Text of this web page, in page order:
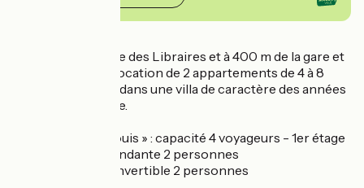
À 100 m de la plage des Libraires et à 400 m de la gare et
des commerces, location de 2 appartements de 4 à 8
personnes situés dans une villa de caractère des années
1900 éco-rénovée.
Appartement « Louis » : capacité 4 voyageurs - 1er étage
1 chambre indépendante 2 personnes
Salon : canapé convertible 2 personnes